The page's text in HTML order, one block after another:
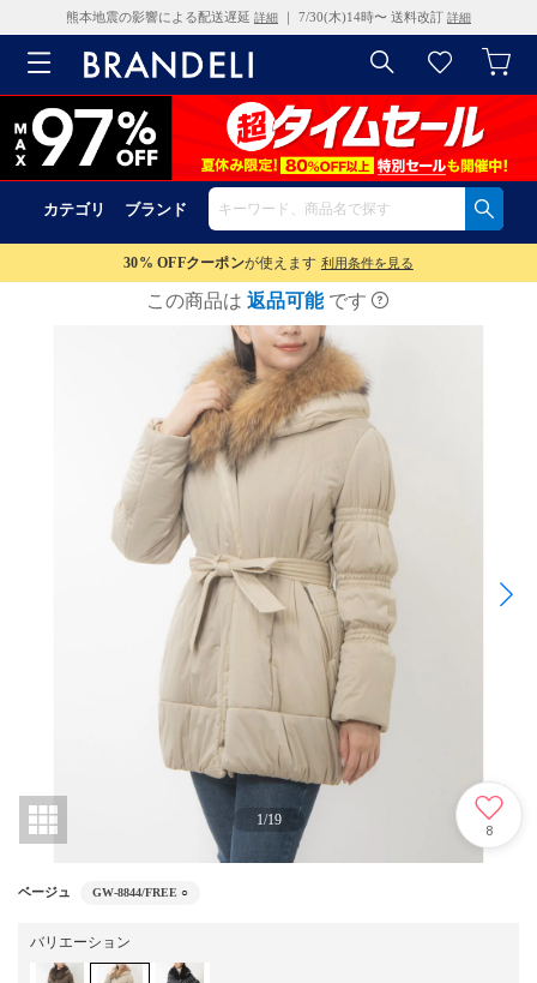
熊本地震の影響による配送遅延 詳細 ｜ 7/30(木)14時〜 送料改訂 詳細
カテゴリ ブランド
30% OFFクーポンが使えます 利用条件を見る
この商品は 返品可能 です
1/19
8
ベージュ GW-8844/FREE ○
バリエーション